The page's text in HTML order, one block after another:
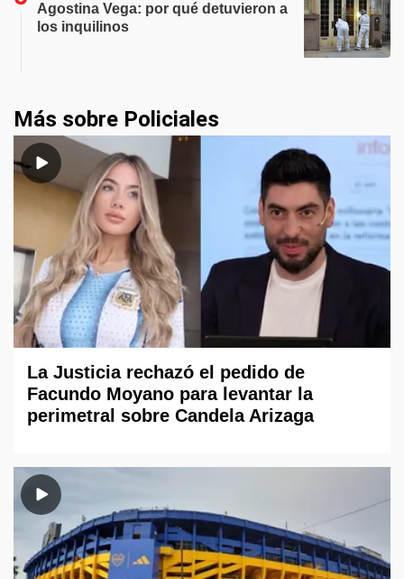
Agostina Vega: por qué detuvieron a
los inquilinos
Más sobre Policiales
La Justicia rechazó el pedido de
Facundo Moyano para levantar la
perimetral sobre Candela Arizaga